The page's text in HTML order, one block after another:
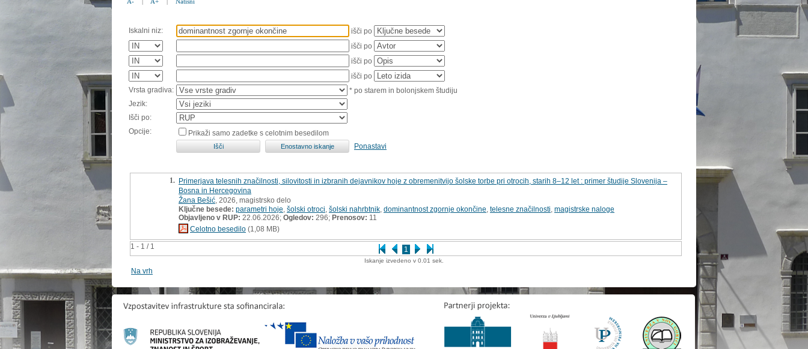
Iskalni niz:
išči po
išči po
išči po
išči po
Vrsta gradiva:
* po starem in bolonjskem študiju
Jezik:
Išči po:
Opcije:
Prikaži samo zadetke s celotnim besedilom
Ponastavi
1 - 1 / 1 1
1. Primerjava telesnih značilnosti, silovitosti in izbranih dejavnikov hoje z obremenitvijo šolske torbe pri otrocih, starih 8–12 let : primer študije Slovenija –
Bosna in Hercegovina
Žana Bešić , 2026, magistrsko delo
Ključne besede: parametri hoje šolski otroci šolski nahrbtnik dominantnost zgornje okončine telesne značilnosti magistrske naloge
Objavljeno v RUP: 22.06.2026; Ogledov: 296; Prenosov: 11
Celotno besedilo (1,08 MB)
Iskanje izvedeno v 0.01 sek.
Na vrh